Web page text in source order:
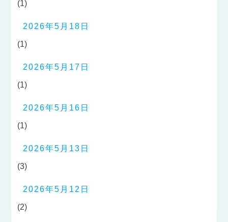
(1)
2026年5月18日
(1)
2026年5月17日
(1)
2026年5月16日
(1)
2026年5月13日
(3)
2026年5月12日
(2)